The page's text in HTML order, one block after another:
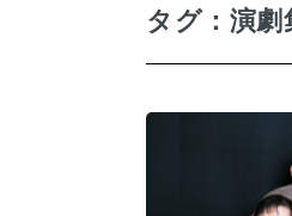
タグ：演